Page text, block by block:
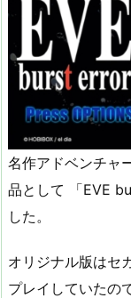
名作アドベンチャ
品として 「EVE
した。
オリジナル版はセ
プレイしていたの